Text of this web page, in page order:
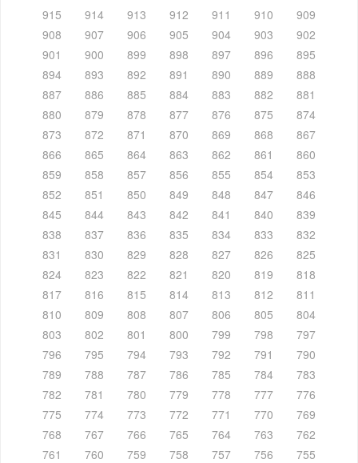
915
914 913 912 911 910
909
908
907 906 905 904 903
902
901
900 899 898 897 896
895
894
893 892 891 890 889
888
887
886 885 884 883 882
881
880
879 878 877 876 875
874
873
872 871 870 869 868
867
866
865 864 863 862 861
860
859
858 857 856 855 854
853
852
851 850 849 848 847
846
845
844 843 842 841 840
839
838
837 836 835 834 833
832
831
830 829 828 827 826
825
824
823 822 821 820 819
818
817
816 815 814 813 812
811
810
809 808 807 806 805
804
803
802 801 800 799 798
797
796
795 794 793 792 791
790
789
788 787 786 785 784
783
782
781 780 779 778 777
776
775
774 773 772 771 770
769
768
767 766 765 764 763
762
761
760 759 758 757 756 755